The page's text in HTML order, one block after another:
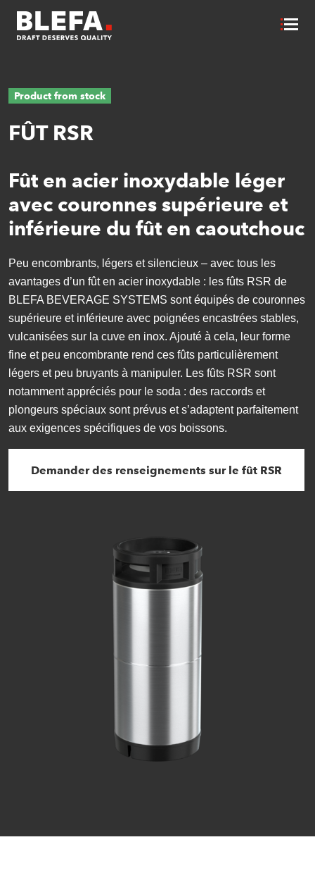
Product from stock
FÛT RSR
Fût en acier inoxydable léger
avec couronnes supérieure et
inférieure du fût en caoutchouc
Peu encombrants, légers et silencieux – avec tous les
avantages d’un fût en acier inoxydable : les fûts RSR de
BLEFA BEVERAGE SYSTEMS sont équipés de couronnes
supérieure et inférieure avec poignées encastrées stables,
vulcanisées sur la cuve en inox. Ajouté à cela, leur forme
fine et peu encombrante rend ces fûts particulièrement
légers et peu bruyants à manipuler. Les fûts RSR sont
notamment appréciés pour le soda : des raccords et
plongeurs spéciaux sont prévus et s’adaptent parfaitement
aux exigences spécifiques de vos boissons.
Demander des renseignements sur le fût RSR